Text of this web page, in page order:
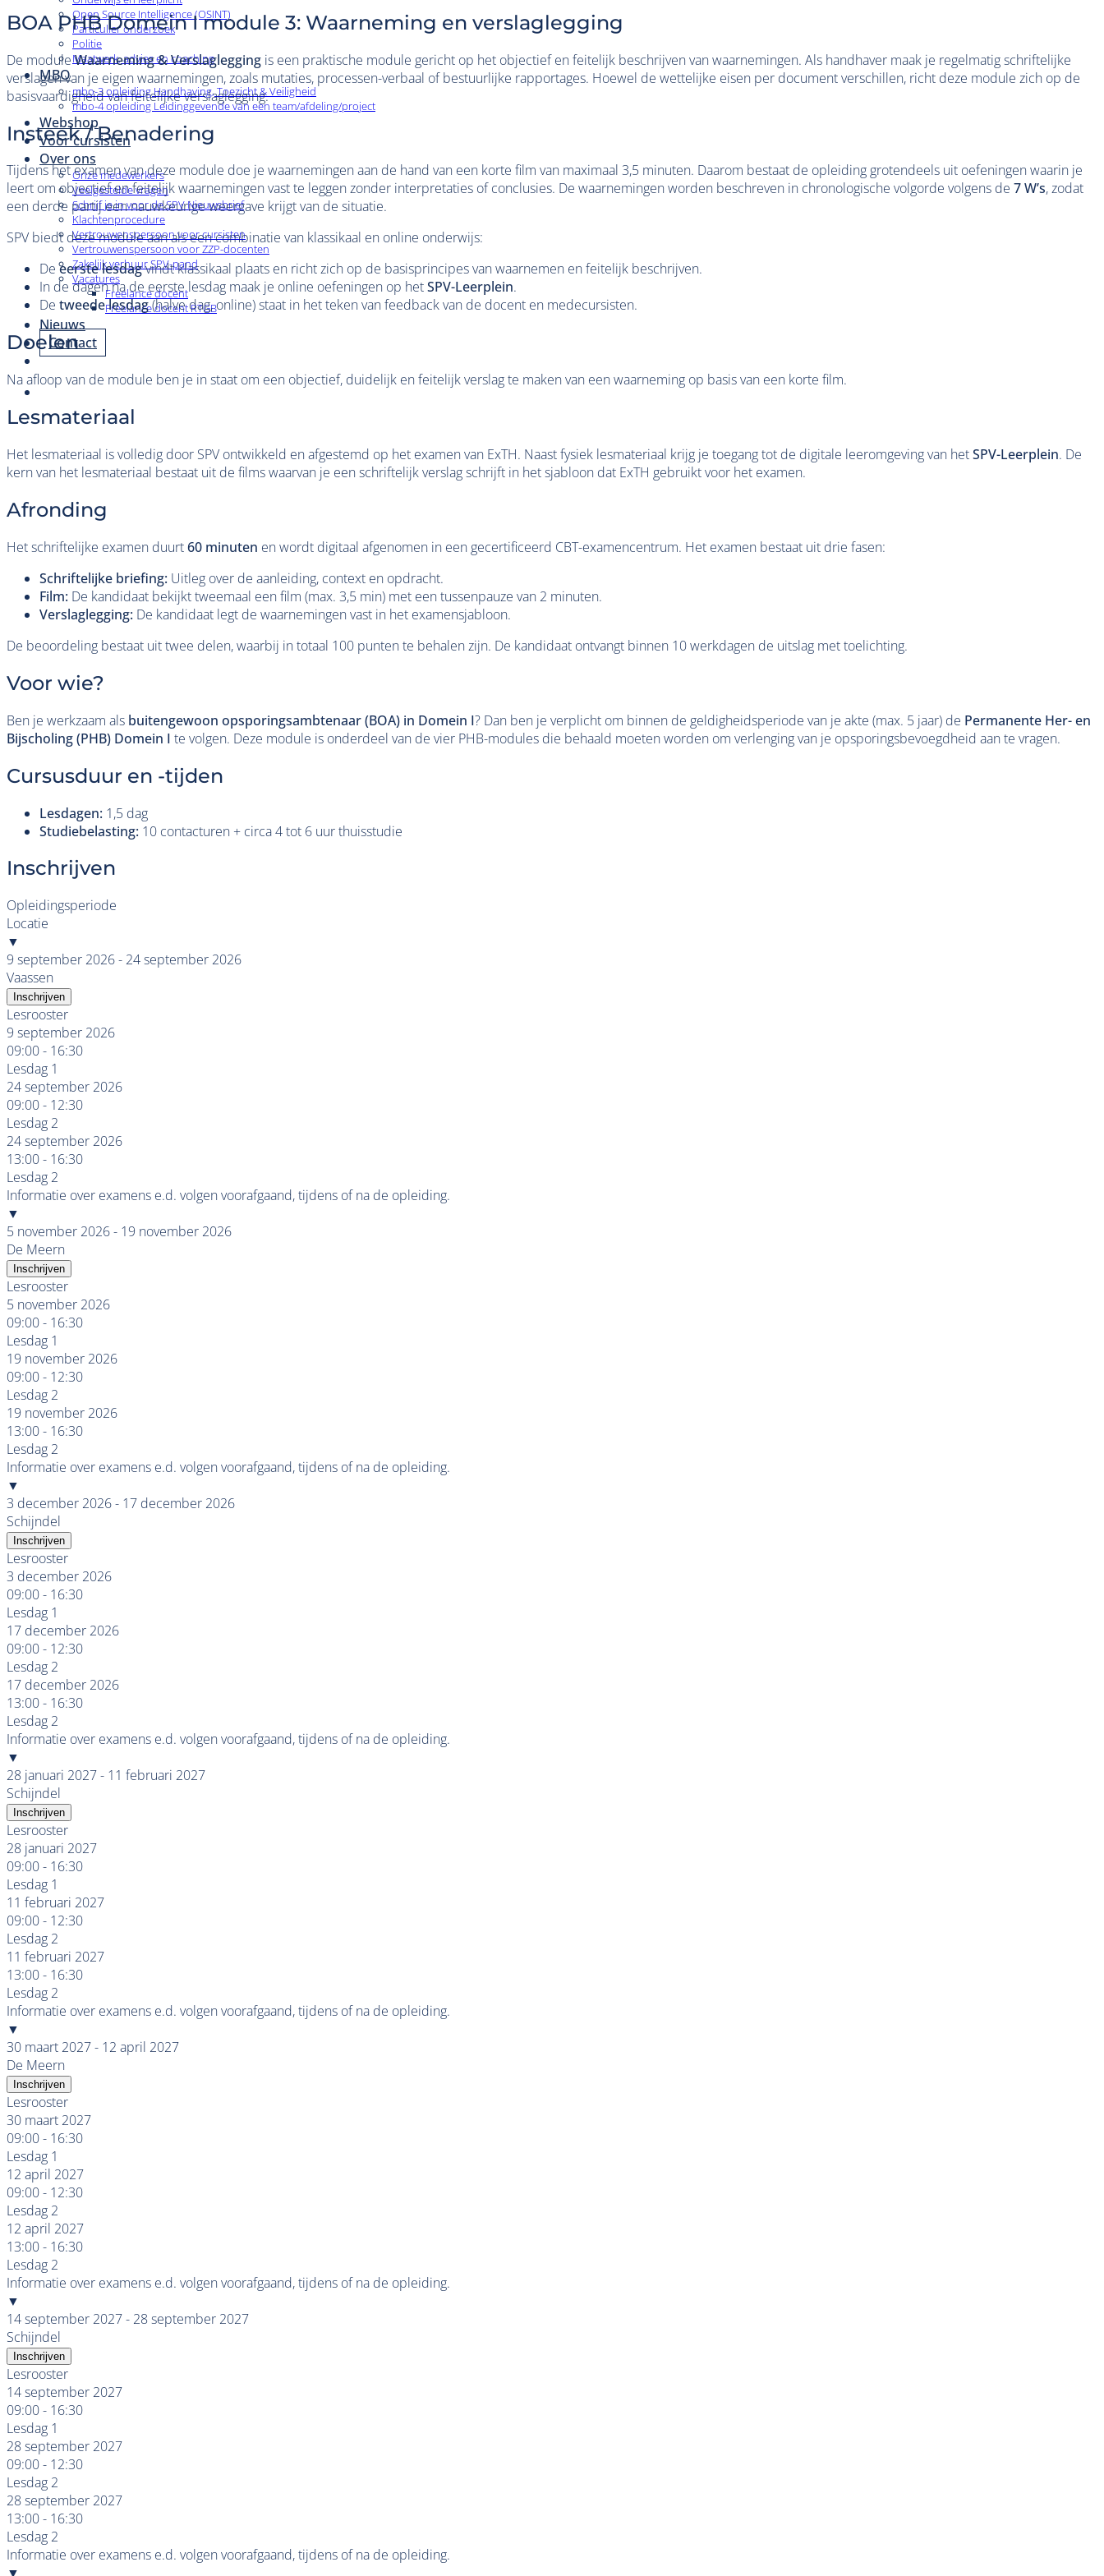
Open Source Intelligence (OSINT)
Particulier onderzoek
Politie
Maatwerk, advies en coaching
MBO
mbo-3 opleiding Handhaving, Toezicht & Veiligheid
mbo-4 opleiding Leidinggevende van een team/afdeling/project
Webshop
Voor cursisten
Over ons
Onze medewerkers
Veelgestelde vragen
Schrijf je in voor de SPV Nieuwsbrief
Klachtenprocedure
Vertrouwenspersoon voor cursisten
Vertrouwenspersoon voor ZZP-docenten
Zakelijk verhuur SPV-pand
Vacatures
Freelance docent
Freelance docent RTGB
Nieuws
Contact
BOA PHB Domein I module 3: Waarneming en verslaglegging
De moduleWaarneming & Verslaglegging is een praktische module gericht op het objectief en feitelijk beschrijven van waarnemingen. Als handhaver maak je regelmatig schriftelijke
verslagen van je eigen waarnemingen, zoals mutaties, processen-verbaal of bestuurlijke rapportages. Hoewel de wettelijke eisen per document verschillen, richt deze module zich op de
basisvaardigheid van feitelijke verslaglegging.
Insteek / Benadering
Tijdens het examen van deze module doe je waarnemingen aan de hand van een korte film van maximaal 3,5 minuten. Daarom bestaat de opleiding grotendeels uit oefeningen waarin je
leert om objectief en feitelijk waarnemingen vast te leggen zonder interpretaties of conclusies. De waarnemingen worden beschreven in chronologische volgorde volgens de 7 W’s, zodat
een derde partij een nauwkeurige weergave krijgt van de situatie.
SPV biedt deze module aan als een combinatie van klassikaal en online onderwijs:
Deeerste lesdagvindt klassikaal plaats en richt zich op de basisprincipes van waarnemen en feitelijk beschrijven.
In de dagen na de eerste lesdag maak je online oefeningen op hetSPV-Leerplein.
De tweede lesdag(halve dag, online) staat in het teken van feedback van de docent en medecursisten.
Doelen
Na afloop van de module ben je in staat om een objectief, duidelijk en feitelijk verslag te maken van een waarneming op basis van een korte film.
Lesmateriaal
Het lesmateriaal is volledig door SPV ontwikkeld en afgestemd op het examen van ExTH. Naast fysiek lesmateriaal krijg je toegang tot de digitale leeromgeving van hetSPV-Leerplein. De
kern van het lesmateriaal bestaat uit de films waarvan je een schriftelijk verslag schrijft in het sjabloon dat ExTH gebruikt voor het examen.
Afronding
Het schriftelijke examen duurt60 minuten en wordt digitaal afgenomen in een gecertificeerd CBT-examencentrum. Het examen bestaat uit drie fasen:
Schriftelijke briefing: Uitleg over de aanleiding, context en opdracht.
Film: De kandidaat bekijkt tweemaal een film (max. 3,5 min) met een tussenpauze van 2 minuten.
Verslaglegging: De kandidaat legt de waarnemingen vast in het examensjabloon.
De beoordeling bestaat uit twee delen, waarbij in totaal 100 punten te behalen zijn. De kandidaat ontvangt binnen 10 werkdagen de uitslag met toelichting.
Voor wie?
Ben je werkzaam als buitengewoon opsporingsambtenaar (BOA) in Domein I? Dan ben je verplicht om binnen de geldigheidsperiode van je akte (max. 5 jaar) de Permanente Her- en
Bijscholing (PHB) Domein I te volgen. Deze module is onderdeel van de vier PHB-modules die behaald moeten worden om verlenging van je opsporingsbevoegdheid aan te vragen.
Cursusduur en -tijden
Lesdagen: 1,5 dag
Studiebelasting: 10 contacturen + circa 4 tot 6 uur thuisstudie
Inschrijven
Opleidingsperiode
Locatie
▼
9 september 2026 - 24 september 2026
Vaassen
Inschrijven
Lesrooster
9 september 2026
09:00 - 16:30
Lesdag 1
24 september 2026
09:00 - 12:30
Lesdag 2
24 september 2026
13:00 - 16:30
Lesdag 2
Informatie over examens e.d. volgen voorafgaand, tijdens of na de opleiding.
▼
5 november 2026 - 19 november 2026
De Meern
Inschrijven
Lesrooster
5 november 2026
09:00 - 16:30
Lesdag 1
19 november 2026
09:00 - 12:30
Lesdag 2
19 november 2026
13:00 - 16:30
Lesdag 2
Informatie over examens e.d. volgen voorafgaand, tijdens of na de opleiding.
▼
3 december 2026 - 17 december 2026
Schijndel
Inschrijven
Lesrooster
3 december 2026
09:00 - 16:30
Lesdag 1
17 december 2026
09:00 - 12:30
Lesdag 2
17 december 2026
13:00 - 16:30
Lesdag 2
Informatie over examens e.d. volgen voorafgaand, tijdens of na de opleiding.
▼
28 januari 2027 - 11 februari 2027
Schijndel
Inschrijven
Lesrooster
28 januari 2027
09:00 - 16:30
Lesdag 1
11 februari 2027
09:00 - 12:30
Lesdag 2
11 februari 2027
13:00 - 16:30
Lesdag 2
Informatie over examens e.d. volgen voorafgaand, tijdens of na de opleiding.
▼
30 maart 2027 - 12 april 2027
De Meern
Inschrijven
Lesrooster
30 maart 2027
09:00 - 16:30
Lesdag 1
12 april 2027
09:00 - 12:30
Lesdag 2
12 april 2027
13:00 - 16:30
Lesdag 2
Informatie over examens e.d. volgen voorafgaand, tijdens of na de opleiding.
▼
14 september 2027 - 28 september 2027
Schijndel
Inschrijven
Lesrooster
14 september 2027
09:00 - 16:30
Lesdag 1
28 september 2027
09:00 - 12:30
Lesdag 2
28 september 2027
13:00 - 16:30
Lesdag 2
Informatie over examens e.d. volgen voorafgaand, tijdens of na de opleiding.